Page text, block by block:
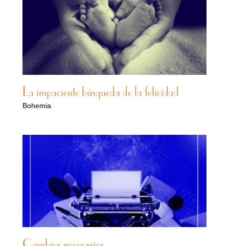
La impaciente búsqueda de la felicidad
Bohemia